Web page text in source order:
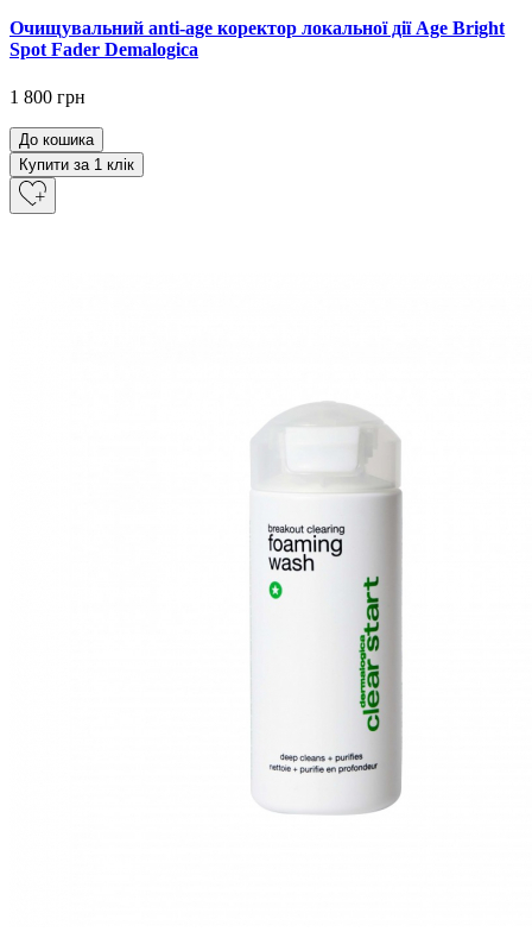
Очищувальний anti-age коректор локальної дії Age Bright
Spot Fаder Demalogica
1 800 грн
До кошика
Купити за 1 клiк